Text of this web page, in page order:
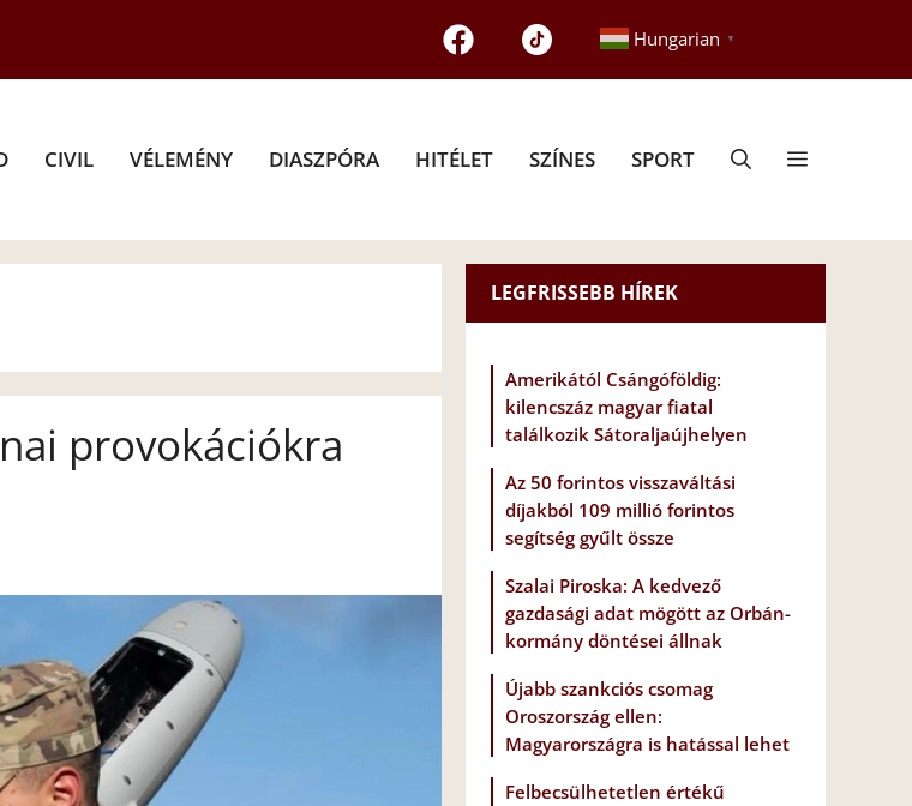
Hungarian ▼
CIVIL VÉLEMÉNY DIASZPÓRA HITÉLET SZÍNES SPORT
provokációkra
LEGFRISSEBB HÍREK
Amerikától Csángóföldig:
kilencszáz magyar fiatal
találkozik Sátoraljaújhelyen
Az 50 forintos visszaváltási
díjakból 109 millió forintos
segítség gyűlt össze
Szalai Piroska: A kedvező
gazdasági adat mögött az Orbán-
kormány döntései állnak
Újabb szankciós csomag
Oroszország ellen:
Magyarországra is hatással lehet
Felbecsülhetetlen értékű